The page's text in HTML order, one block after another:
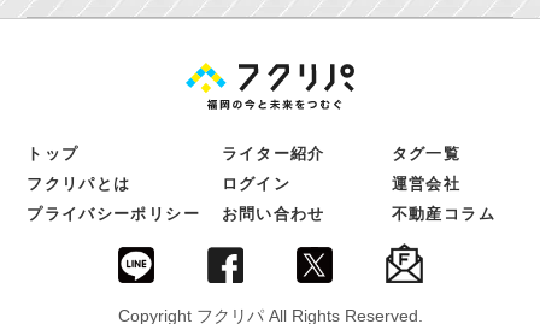
トップ ライター紹介
タグ一覧
フクリパとは
ログイン
運営会社
プライバシーポリシー
お問い合わせ 不動産コラム
Copyright フクリパ All Rights Reserved.